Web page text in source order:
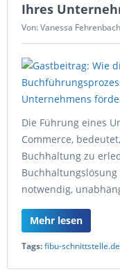
Ihres
Von: Vanessa Fehrenbach
Die Führung eines
Commerce,
Buchhaltung zu
notwendig,
Mehr lesen
Tags:fibu-schnittstelle.de